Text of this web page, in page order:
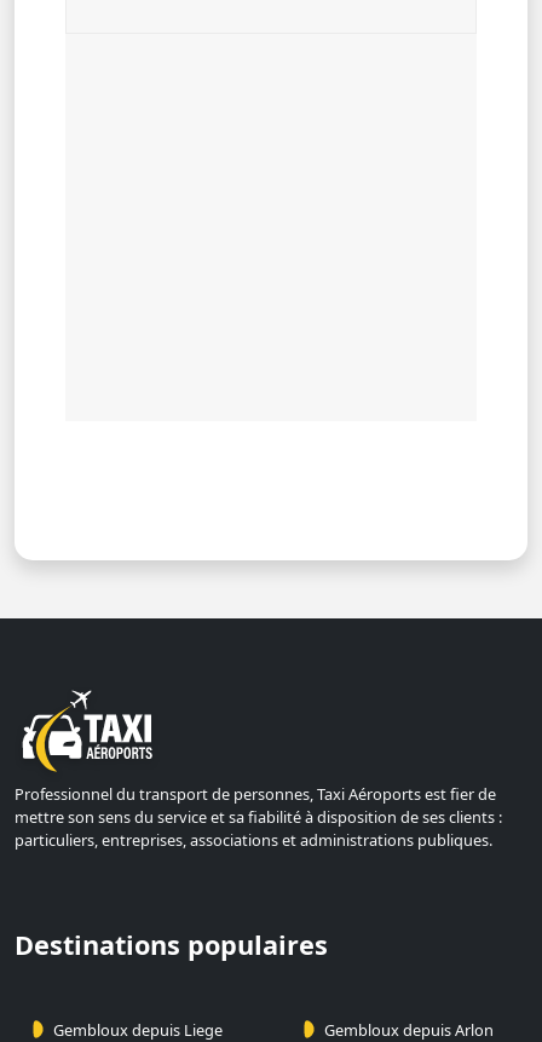
Professionnel du transport de personnes, Taxi Aéroports est fier de
mettre son sens du service et sa fiabilité à disposition de ses clients :
particuliers, entreprises, associations et administrations publiques.
Destinations populaires
Gembloux depuis Liege
Gembloux depuis Arlon